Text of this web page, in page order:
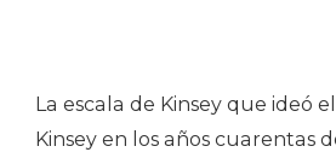
La escala de Kinsey que ideó
Kinsey en los años cuarentas